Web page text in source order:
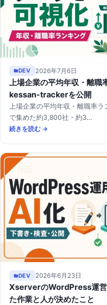
DEV 2026年7月6日
上場企業の平均年収・離職
kessan-trackerを公開
上場企業の平均年収・離職率
で集めた約3,800社・約3…
続きを読む →
DEV 2026年6月23日
XserverのWordPress運営
た作業と人が決めたこと